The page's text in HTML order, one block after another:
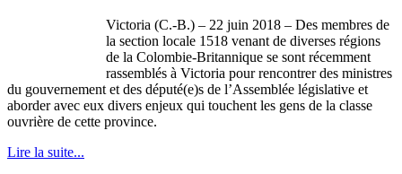
Victoria (C.-B.) – 22 juin 2018 – Des membres de
la section locale 1518 venant de diverses régions
de la Colombie-Britannique se sont récemment
rassemblés à Victoria pour rencontrer des ministres
du gouvernement et des député(e)s de l’Assemblée législative et
aborder avec eux divers enjeux qui touchent les gens de la classe
ouvrière de cette province.
Lire la suite...